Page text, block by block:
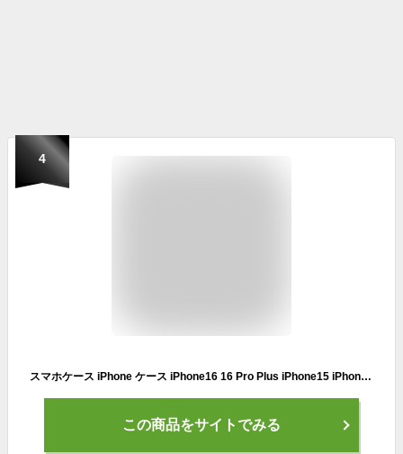
4
スマホケース iPhone ケース iPhone16 16 Pro Plus iPhone15 iPhone14 14 Pro 14 mini ケース 13 Pro iPhoneSE3 2 グリップケース 韓国 恐竜 グッズ かわいい
この商品をサイトでみる